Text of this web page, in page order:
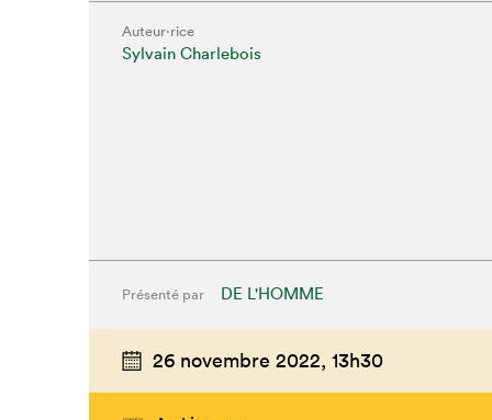
Auteur·rice
Sylvain Charlebois
Présenté par DE L'HOMME
26 novembre 2022, 13h30